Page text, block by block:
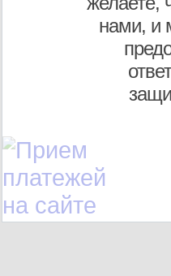
нами, и